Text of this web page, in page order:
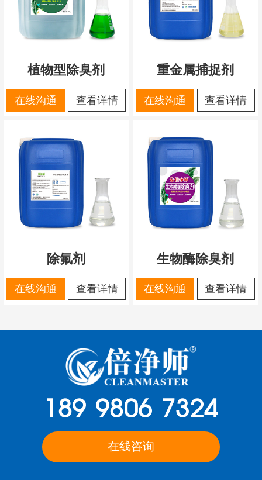
植物型除臭剂
在线沟通 查看详情
重金属捕捉剂
在线沟通 查看详情
除氟剂
在线沟通 查看详情
生物酶除臭剂
在线沟通 查看详情
189 9806 7324
在线咨询